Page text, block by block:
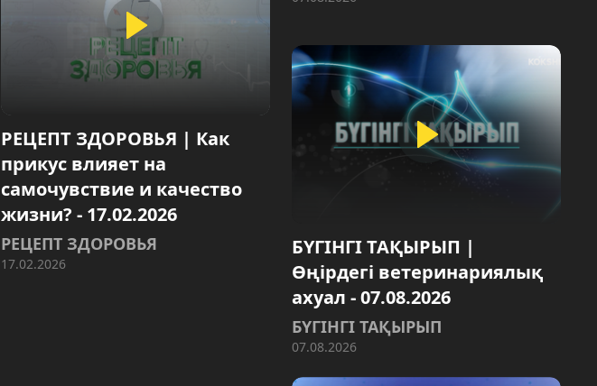
РЕЦЕПТ ЗДОРОВЬЯ | Как
прикус влияет на
самочувствие и качество
жизни? - 17.02.2026
РЕЦЕПТ ЗДОРОВЬЯ
17.02.2026
БҮГІНГІ ТАҚЫРЫП |
Өңірдегі ветеринариялық
ахуал - 07.08.2026
БҮГІНГІ ТАҚЫРЫП
07.08.2026